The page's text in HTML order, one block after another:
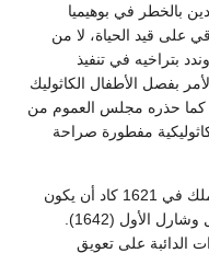
بالخطر في بوهيميا
على قيد الحياة، لا من
بتراخيه في تنفيذ
بفصل الأطفال الكاثوليك
كما حذره مجلس العموم من
مفطورة صراحة
إن اختلاف وجهات النظر بين البرلمان والملك في 1621 كاد أن يكون
بمثابة تجريب للصراع بين البرلمان الطويل وشارل الأول (1642).
الدائبة على تعويق